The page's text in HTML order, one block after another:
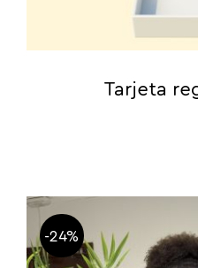
Tarjeta
-24%